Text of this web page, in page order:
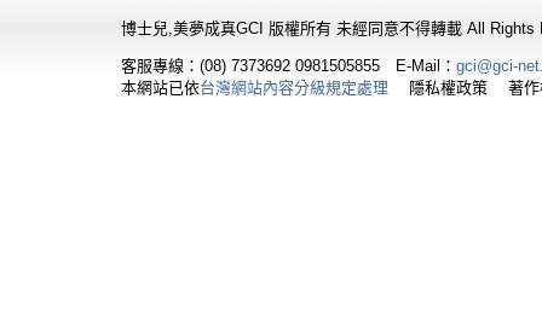
博士兒,美夢成真GCI 版權所有 未經同意不得轉載 All Rights
客服專線：(08) 7373692 0981505855 E-Mail： gci@gci-
本網站已依台灣網站內容分級規定處理 隱私權政策 著作